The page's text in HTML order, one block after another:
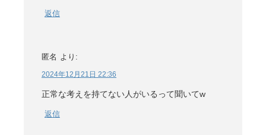
返信
匿名 より:
2024年12月21日 22:36
正常な考えを持てない人がいるって聞いてw
返信